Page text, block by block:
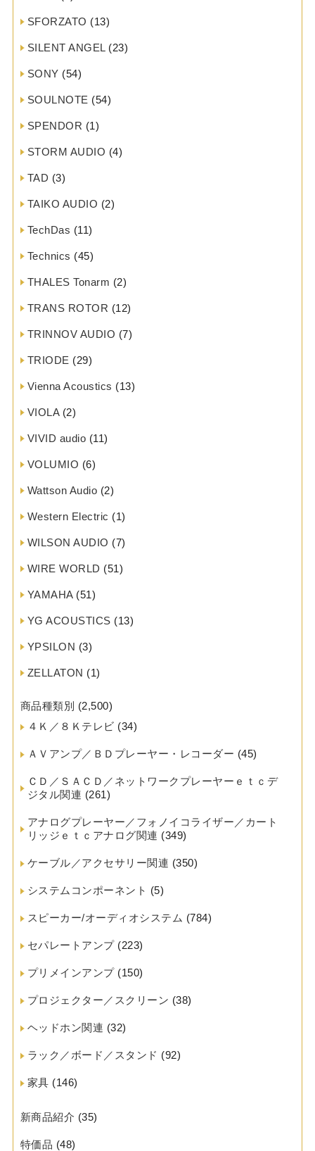
SFORZATO (13)
SILENT ANGEL(23)
SONY (54)
SOULNOTE (54)
SPENDOR (1)
STORM AUDIO (4)
TAD (3)
TAIKO AUDIO (2)
TechDas (11)
Technics (45)
THALES Tonarm (2)
TRANS ROTOR (12)
TRINNOV AUDIO (7)
TRIODE (29)
Vienna Acoustics (13)
VIOLA(2)
VIVID audio (11)
VOLUMIO (6)
Wattson Audio (2)
Western Electric (1)
WILSON AUDIO (7)
WIRE WORLD (51)
YAMAHA(51)
YG ACOUSTICS (13)
YPSILON (3)
ZELLATON (1)
商品種類別 (2,500)
４Ｋ／８Ｋテレビ (34)
ＡＶアンプ／ＢＤプレーヤー・レコーダー (45)
ＣＤ／ＳＡＣＤ／ネットワークプレーヤーｅｔｃデ
ジタル関連 (261)
アナログプレーヤー／フォノイコライザー／カート
リッジｅｔｃアナログ関連 (349)
ケーブル／アクセサリー関連 (350)
システムコンポーネント (5)
スピーカー/オーディオシステム (784)
セパレートアンプ(223)
プリメインアンプ(150)
プロジェクター／スクリーン (38)
ヘッドホン関連 (32)
ラック／ボード／スタンド (92)
家具 (146)
新商品紹介 (35)
特価品 (48)